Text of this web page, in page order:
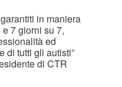
in maniera
7 giorni su 7,
ed
di tutti gli autisti”
di CTR